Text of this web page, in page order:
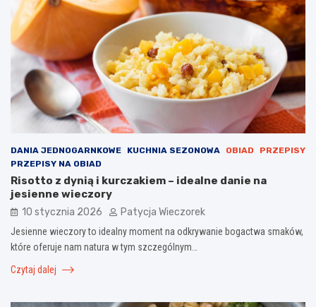
DANIA JEDNOGARNKOWE KUCHNIA SEZONOWA OBIAD
PRZEPISY
PRZEPISY NA OBIAD
Risotto z dynią i kurczakiem – idealne danie na
jesienne wieczory
10 stycznia 2026 Patycja Wieczorek
Jesienne wieczory to idealny moment na odkrywanie bogactwa smaków,
które oferuje nam natura w tym szczególnym…
Czytaj dalej